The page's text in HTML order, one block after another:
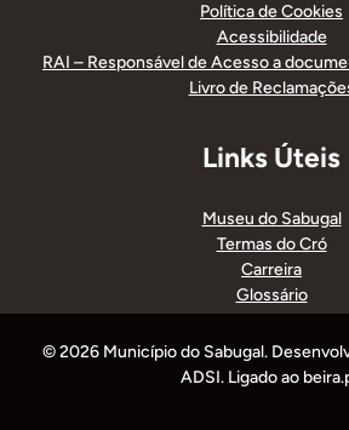
Política de Cookies
Acessibilidade
RAI – Responsável de Acesso a
Livro de
Links Úteis
Museu do Sabugal
Termas do Cró
Carreira
Glossário
© 2026 Município do Sabugal.
ADSI. Ligado ao